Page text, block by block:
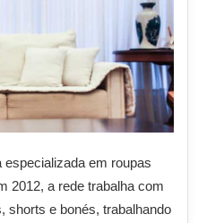
em roupas
2012, a rede trabalha com
shorts e bonés, trabalhando